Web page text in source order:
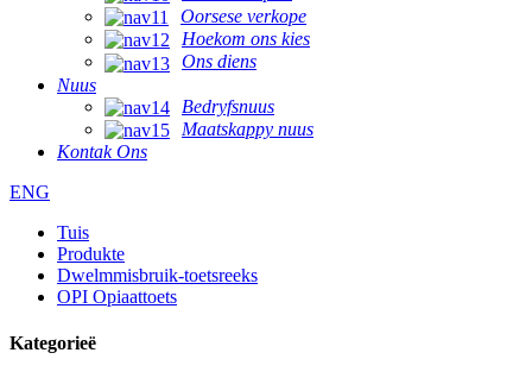
Oorsese verkope
Hoekom ons kies
Ons diens
Nuus
Bedryfsnuus
Maatskappy nuus
Kontak Ons
ENG
Tuis
Produkte
Dwelmmisbruik-toetsreeks
OPI Opiaattoets
Kategorieë